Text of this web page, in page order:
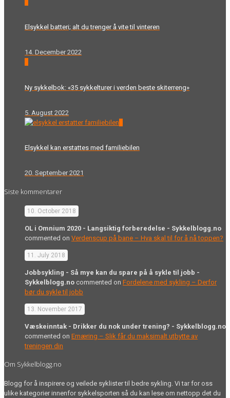
Elsykkel batteri; alt du trenger å vite til vinteren
14. December 2022
Ny sykkelbok: «35 sykkelturer i verden beste skiterreng»
5. August 2022
Elsykkel kan erstattes med familiebilen
20. September 2021
Siste kommentarer
10. October 2018
OL i Omnium 2020 - Langsiktig forberedelse - Sykkelblogg.no
commented on Verdenscup på bane – Hva skal til for å nå toppen?
11. July 2018
Jobbsykling - Så mye kan du spare på å sykle til jobb -
Sykkelblogg.no commented on Fordelene med sykling – Derfor
bør du sykle til jobb
13. November 2017
Væskeinntak - Drikker du nok under trening? - Sykkelblogg.no
commented on Ernæring – Slik får du maksimalt utbytte av
treningen din
Om Sykkelblogg.no
Blogg for å inspirere og veilede syklister til bedre sykling. Vi tar for oss
ulike kategorier innenfor sykkelsporten så du kan lese om nettopp det du